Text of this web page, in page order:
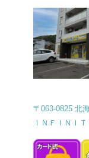
〒063-0825 北
ＩＮＦＩＮＩ